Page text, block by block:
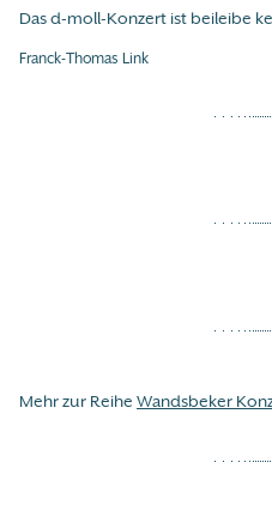
Das d-moll-Konzert ist beileibe
Franck-Thomas Link
Mehr zur Reihe Wandsbeker